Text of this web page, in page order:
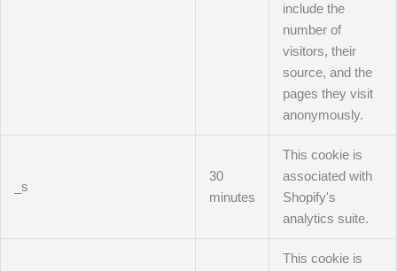
include the
number of
visitors, their
source, and the
pages they visit
anonymously.
_s
30
minutes
This cookie is
associated with
Shopify's
analytics suite.
This cookie is